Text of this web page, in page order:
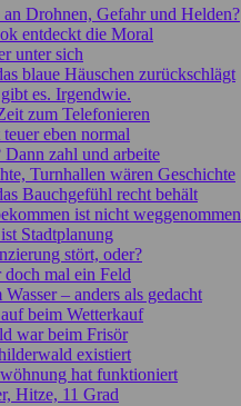
an Drohnen, Gefahr und Helden?
entdeckt die Moral
unter sich
blaue Häuschen zurückschlägt
es. Irgendwie.
zum Telefonieren
teuer eben normal
zahl und arbeite
Turnhallen wären Geschichte
Bauchgefühl recht behält
ist nicht weggenommen
Stadtplanung
stört, oder?
mal ein Feld
Wasser – anders als gedacht
beim Wetterkauf
war beim Frisör
existiert
hat funktioniert
Hitze, 11 Grad